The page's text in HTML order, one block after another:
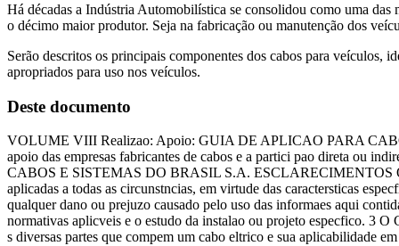
Há décadas a Indústria Automobilística se consolidou como uma
o décimo maior produtor. Seja na fabricação ou manutenção dos
Serão descritos os principais componentes dos cabos para veículos,
apropriados para uso nos veículos.
Deste documento
VOLUME VIII Realizao: Apoio: GUIA DE APLICAO PARA
apoio das empresas fabricantes de cabos e a partici pao direta ou
CABOS E SISTEMAS DO BRASIL S.A. ESCLARECIMENTOS O
aplicadas a todas as circunstncias, em virtude das caractersticas
qualquer dano ou prejuzo causado pelo uso das informaes aqui
normativas aplicveis e o estudo da instalao ou projeto especfico. 3
s diversas partes que compem um cabo eltrico e sua aplicabilidade